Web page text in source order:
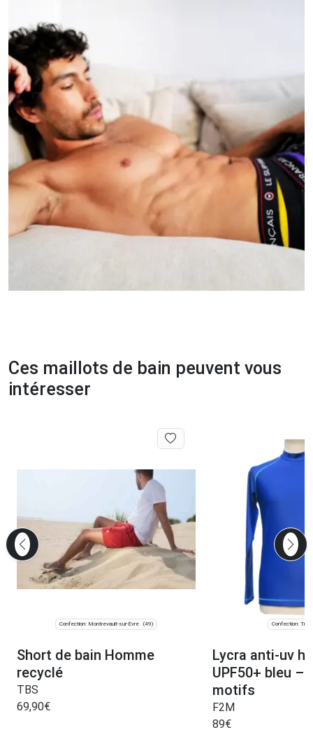
Ces maillots de bain peuvent vous
intéresser
Confection: Montrevault-sur-Èvre (49)
Short de bain Homme
recyclé
TBS
69,90€
Confection:
Lycra anti-uv
UPF50+ bleu
motifs
F2M
89€